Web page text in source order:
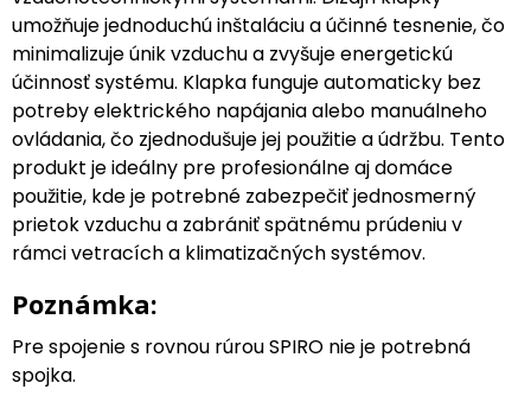
umožňuje jednoduchú inštaláciu a účinné tesnenie, čo
minimalizuje únik vzduchu a zvyšuje energetickú
účinnosť systému. Klapka funguje automaticky bez
potreby elektrického napájania alebo manuálneho
ovládania, čo zjednodušuje jej použitie a údržbu. Tento
produkt je ideálny pre profesionálne aj domáce
použitie, kde je potrebné zabezpečiť jednosmerný
prietok vzduchu a zabrániť spätnému prúdeniu v
rámci vetracích a klimatizačných systémov.
Poznámka:
Pre spojenie s rovnou rúrou SPIRO nie je potrebná
spojka.